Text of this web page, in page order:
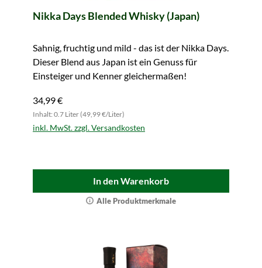
Nikka Days Blended Whisky (Japan)
Sahnig, fruchtig und mild - das ist der Nikka Days.
Dieser Blend aus Japan ist ein Genuss für
Einsteiger und Kenner gleichermaßen!
34,99 €
Inhalt: 0.7 Liter (49,99 €/Liter)
inkl. MwSt. zzgl. Versandkosten
In den Warenkorb
Alle Produktmerkmale